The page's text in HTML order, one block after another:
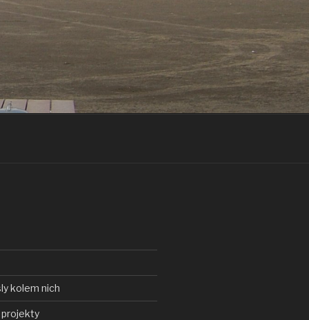
kolem nich